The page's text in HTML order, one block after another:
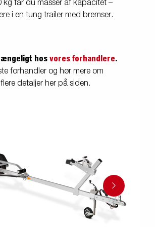
kg får du masser af kapacitet –
i en tung trailer med bremser.
hos vores forhandlere.
forhandler og hør mere om
detaljer her på siden.